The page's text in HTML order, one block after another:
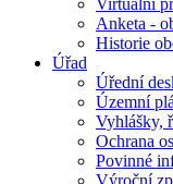
Anketa -
Historie
Úřad
Úřední
Územní
Vyhlášky,
Ochrana
Povinné
Výroční